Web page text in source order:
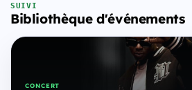
SUIVI
Bibliothèque d'événements
CONCERT